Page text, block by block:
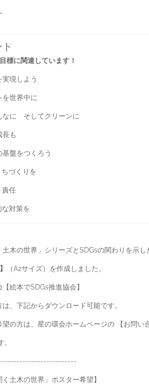
標に関連しています！
実現しよう
を世界中に
なに そしてクリーンに
長も
盤をつくろう
づくりを
任
な対策を
土木の世界」シリーズとSDGsの関わりを示し
（A2サイズ）を作成しました。
絵本でSDGs推進協会】
、下記からダウンロード可能です。
の方は、星の環会ホームページの 【お問い
く土木の世界」ポスター希望】